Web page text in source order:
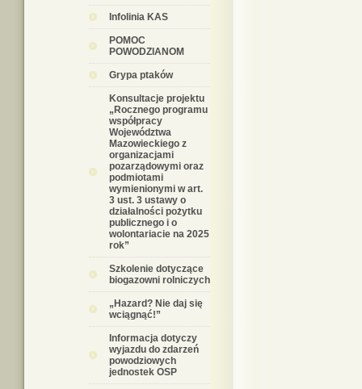
Infolinia KAS
POMOC
POWODZIANOM
Grypa ptaków
Konsultacje projektu
„Rocznego programu
współpracy
Województwa
Mazowieckiego z
organizacjami
pozarządowymi oraz
podmiotami
wymienionymi w art.
3 ust. 3 ustawy o
działalności pożytku
publicznego i o
wolontariacie na 2025
rok”
Szkolenie dotyczące
biogazowni rolniczych
„Hazard? Nie daj się
wciągnąć!”
Informacja dotyczy
wyjazdu do zdarzeń
powodziowych
jednostek OSP